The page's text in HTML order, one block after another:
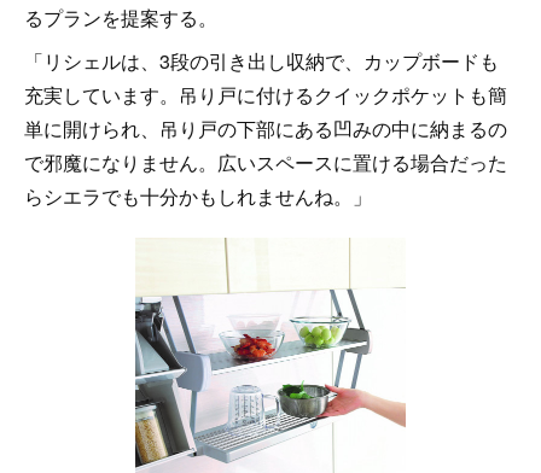
るプランを提案する。
「リシェルは、3段の引き出し収納で、カップボードも
充実しています。吊り戸に付けるクイックポケットも簡
単に開けられ、吊り戸の下部にある凹みの中に納まるの
で邪魔になりません。広いスペースに置ける場合だった
らシエラでも十分かもしれませんね。」